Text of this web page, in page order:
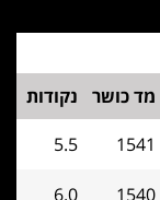
מד כושר
נקודות
1541
5.5
1540
6.0